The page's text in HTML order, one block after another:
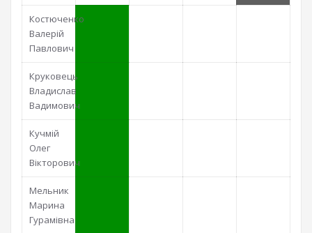
Костюченко
Валерій
Павлович
Круковець
Владислав
Вадимович
Кучмій
Олег
Вікторович
Мельник
Марина
Гурамівна